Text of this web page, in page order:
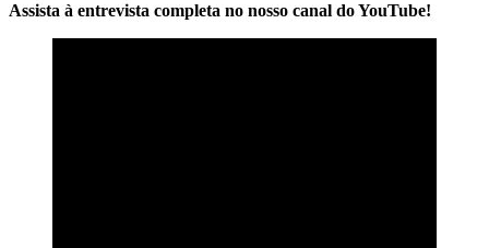
Assista à entrevista completa no nosso canal do YouTube!